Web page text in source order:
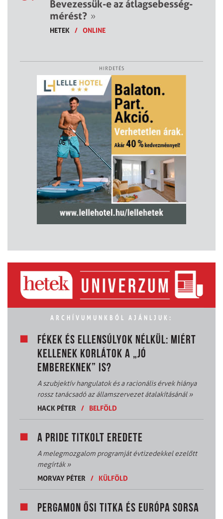
Bevezessük-e az átlagsebesség-
mérést? »
HETEK / ONLINE
HIRDETÉS
ARCHÍVUMUNKBÓL AJÁNLJUK:
FÉKEK ÉS ELLENSÚLYOK NÉLKÜL: MIÉRT
KELLENEK KORLÁTOK A „JÓ
EMBEREKNEK” IS?
A szubjektív hangulatok és a racionális érvek hiánya
rossz tanácsadó az államszervezet átalakításánál»
HACK PÉTER / BELFÖLD
A PRIDE TITKOLT EREDETE
A melegmozgalom programját évtizedekkel ezelőtt
megírták»
MORVAY PÉTER / KÜLFÖLD
PERGAMON ŐSI TITKA ÉS EURÓPA SORSA